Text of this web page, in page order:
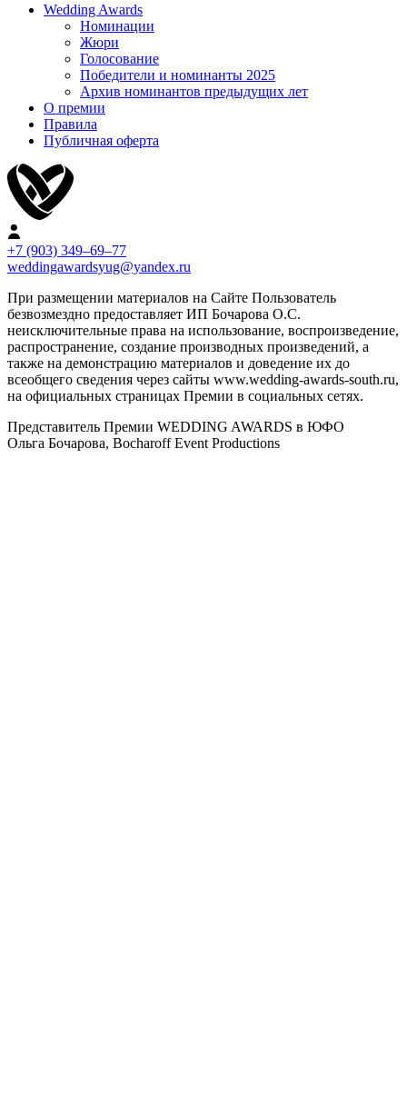
Wedding Awards
Номинации
Жюри
Голосование
Победители и номинанты 2025
Архив номинантов предыдущих лет
О премии
Правила
Публичная оферта
+7 (903) 349–69–77
weddingawardsyug@yandex.ru
При размещении материалов на Сайте Пользователь
безвозмездно предоставляет ИП Бочарова О.С.
неисключительные права на использование, воспроизведение,
распространение, создание производных произведений, а
также на демонстрацию материалов и доведение их до
всеобщего сведения через сайты www.wedding-awards-south.ru,
на официальных страницах Премии в социальных сетях.
Представитель Премии WEDDING AWARDS в ЮФО
Ольга Бочарова, Bocharoff Event Productions